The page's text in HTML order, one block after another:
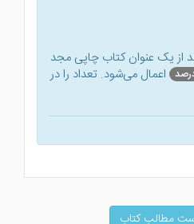
از یک عنوان کتاب‌ چاپی مجد
اعمال می‌شود. تعداد را در
مطالب کتاب